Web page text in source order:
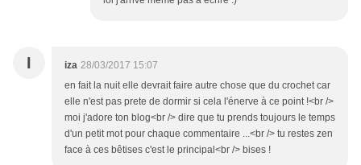
I iza 28/03/2017 15:07
en fait la nuit elle devrait faire autre chose que du crochet car
elle n'est pas prete de dormir si cela l'énerve à ce point !<br />
moi j'adore ton blog<br /> dire que tu prends toujours le temps
d'un petit mot pour chaque commentaire ...<br /> tu restes zen
face à ces bêtises c'est le principal<br /> bises !